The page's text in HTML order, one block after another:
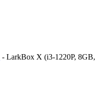
- LarkBox X (i3-1220P, 8GB,